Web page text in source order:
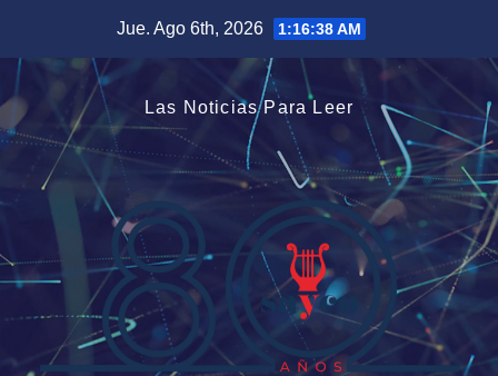
contenido
Jue. Ago 6th, 2026 1:16:39 AM
Las Noticias Para Leer